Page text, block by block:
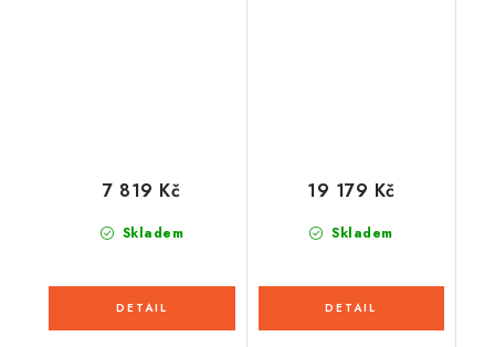
Skladem
7 819 Kč
Skladem
19 179 Kč